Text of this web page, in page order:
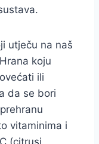
utječu na naš
koju
ili
da se bori
vitaminima i
(citrusi,